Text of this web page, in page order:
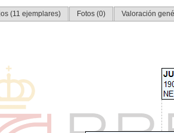
(11 ejemplares) Fotos (0) Valoración